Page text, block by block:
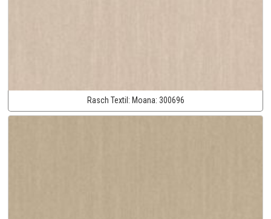
Rasch Textil: Moana: 300696